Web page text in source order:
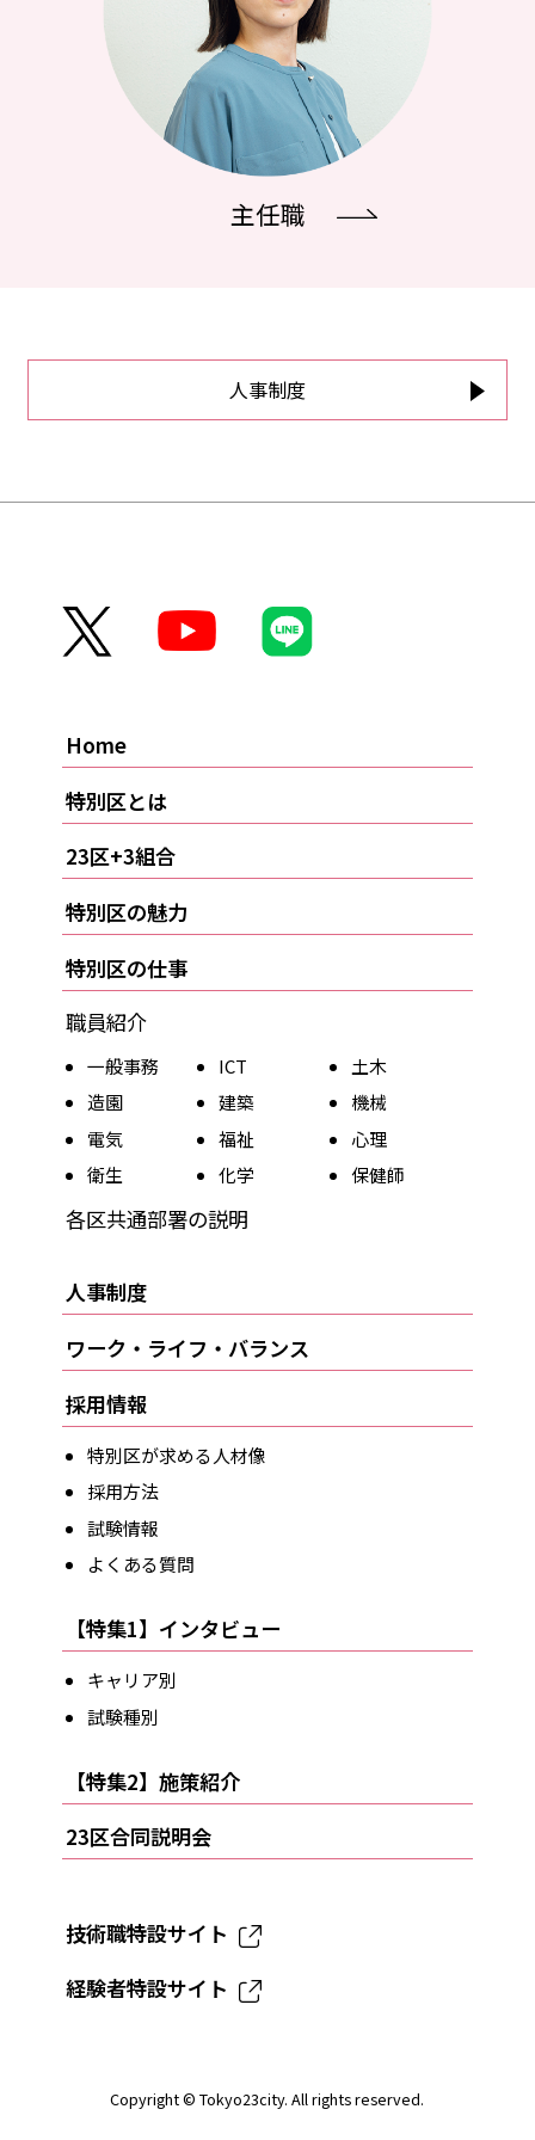
主任職
人事制度
Home
特別区とは
23区+3組合
特別区の魅力
特別区の仕事
職員紹介
一般事務 ICT
土木
造園
建築
機械
電気
福祉
心理
衛生
化学 保健師
各区共通部署の説明
人事制度
ワーク・ライフ・バランス
採用情報
特別区が求める人材像
採用方法
試験情報
よくある質問
【特集1】インタビュー
キャリア別
試験種別
【特集2】施策紹介
23区合同説明会
技術職特設サイト
経験者特設サイト
Copyright ©Tokyo23city. All rights reserved.